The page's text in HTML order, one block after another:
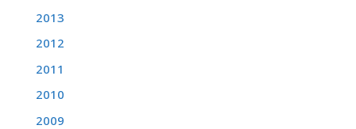
2013
2012
2011
2010
2009